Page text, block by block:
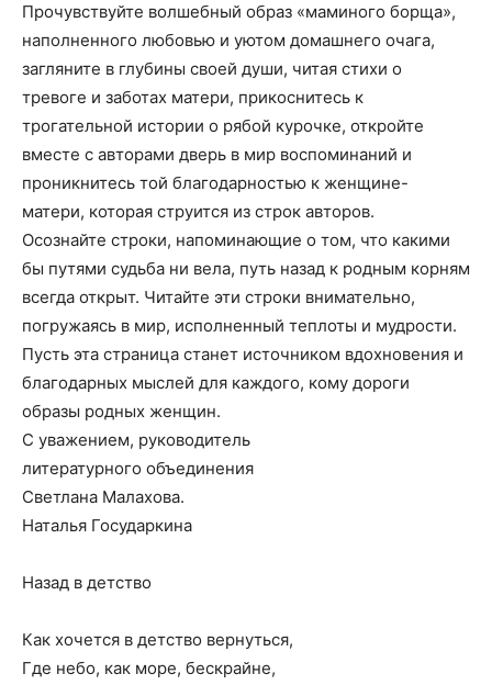
Прочувствуйте волшебный образ «маминого борща»,
наполненного любовью и уютом домашнего очага,
загляните в глубины своей души, читая стихи о
тревоге и заботах матери, прикоснитесь к
трогательной истории о рябой курочке, откройте
вместе с авторами дверь в мир воспоминаний и
проникнитесь той благодарностью к женщине-
матери, которая струится из строк авторов.
Осознайте строки, напоминающие о том, что какими
бы путями судьба ни вела, путь назад к родным корням
всегда открыт. Читайте эти строки внимательно,
погружаясь в мир, исполненный теплоты и мудрости.
Пусть эта страница станет источником вдохновения и
благодарных мыслей для каждого, кому дороги
образы родных женщин.
С уважением, руководитель
литературного объединения
Светлана Малахова.
Наталья Государкина
Назад в детство
Как хочется в детство вернуться,
Где небо, как море, бескрайне,